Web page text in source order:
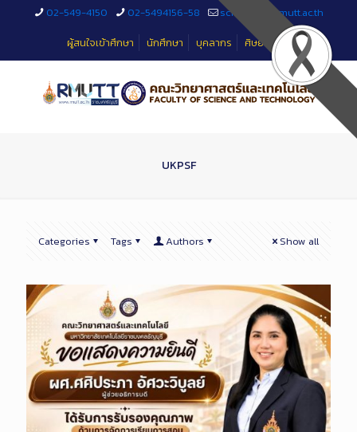
02-549-4150 02-5494156-58
sciteched@rmutt.ac.th
ผู้สนใจเข้าศึกษา
นักศึกษา บุคลากร ศิษย์เก่า
UKPSF
Categories Tags Authors Show all